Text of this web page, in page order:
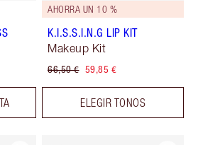
AHORRA UN 10 %
K.I.S.S.I.N.G LIP KIT
Makeup Kit
66,50 € 59,85 €
ELEGIR TONOS